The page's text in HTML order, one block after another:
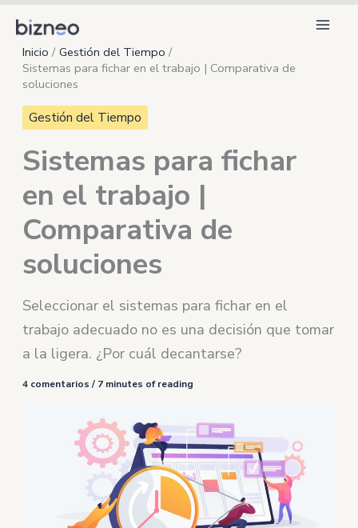
contenido
Inicio
Gestión del Tiempo
Sistemas para fichar en el trabajo | Comparativa de
soluciones
Gestión del Tiempo
Sistemas para fichar
en el trabajo |
Comparativa de
soluciones
Seleccionar el sistemas para fichar en el
trabajo adecuado no es una decisión que tomar
a la ligera. ¿Por cuál decantarse?
4 comentarios / 7 minutes of reading